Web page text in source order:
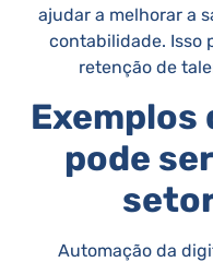
ajudar a melhorar a
contabilidade. Isso
retenção de
Exemplos
pode
Automação da